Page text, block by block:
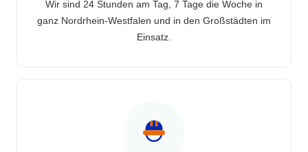
Wir sind 24 Stunden am Tag, 7 Tage die Woche in
ganz Nordrhein-Westfalen und in den Großstädten im
Einsatz.